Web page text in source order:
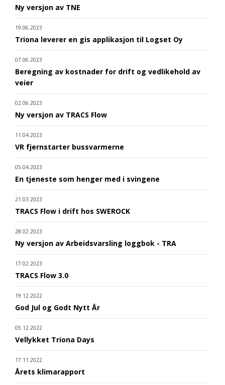
Ny versjon av TNE
19.06.2023
Triona leverer en gis applikasjon til Logset Oy
07.06.2023
Beregning av kostnader for drift og vedlikehold av
veier
02.06.2023
Ny versjon av TRACS Flow
11.04.2023
VR fjernstarter bussvarmerne
05.04.2023
En tjeneste som henger med i svingene
21.03.2023
TRACS Flow i drift hos SWEROCK
28.02.2023
Ny versjon av Arbeidsvarsling loggbok - TRA
17.02.2023
TRACS Flow 3.0
19.12.2022
God Jul og Godt Nytt År
05.12.2022
Vellykket Triona Days
17.11.2022
Årets klimarapport